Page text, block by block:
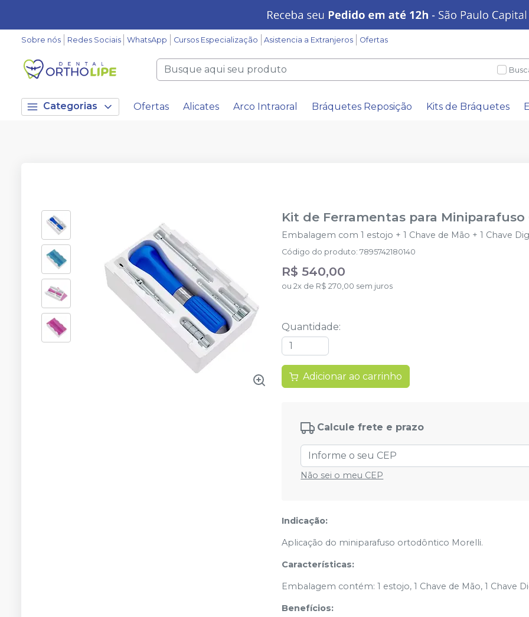
Sobre nós Redes Sociais WhatsApp Cursos Especialização Asistencia a Extranjeros Ofertas
Categorias Ofertas Alicates Arco Intraoral Bráquetes Reposição Kits de Bráquetes
Kit de Ferramentas para
Embalagem com 1 estojo + 1 Chave de Mão + 1 Chave
Código do produto:7895742180140
R$ 540,00
ou 2x de R$ 270,00 sem juros
Quantidade:
Adicionar ao carrinho
Calcule frete e prazo
Não sei o meu CEP
Indicação:
Aplicação do miniparafuso ortodôntico Morelli.
Características:
Embalagem contém: 1 estojo, 1 Chave de Mão, 1 Chave
Benefícios: